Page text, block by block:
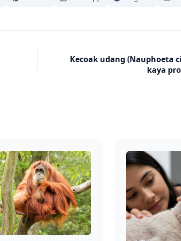
Kecoak udang (Nauphoeta
kaya